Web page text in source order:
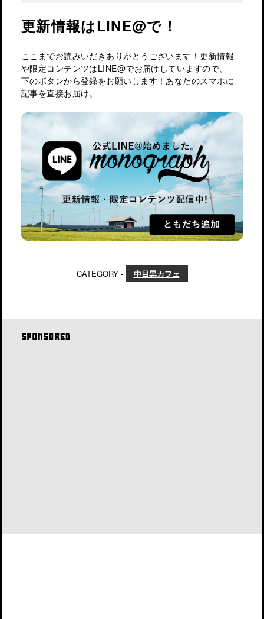
更新情報はLINE@で！
ここまでお読みいだきありがとうございます！更新情報
や限定コンテンツはLINE@でお届けしていますので、
下のボタンから登録をお願いします！あなたのスマホに
記事を直接お届け。
CATEGORY - 中目黒カフェ
SPONSORED